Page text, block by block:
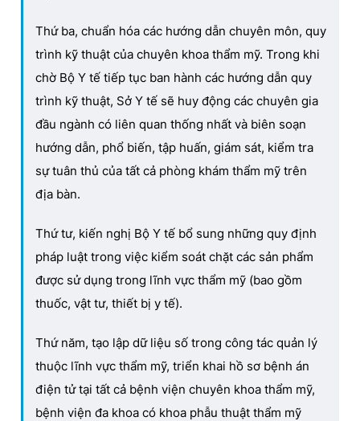
Thứ ba, chuẩn hóa các hướng dẫn chuyên môn, quy
trình kỹ thuật của chuyên khoa thẩm mỹ. Trong khi
chờ Bộ Y tế tiếp tục ban hành các hướng dẫn quy
trình kỹ thuật, Sở Y tế sẽ huy động các chuyên gia
đầu ngành có liên quan thống nhất và biên soạn
hướng dẫn, phổ biến, tập huấn, giám sát, kiểm tra
sự tuân thủ của tất cả phòng khám thẩm mỹ trên
địa bàn.
Thứ tư, kiến nghị Bộ Y tế bổ sung những quy định
pháp luật trong việc kiểm soát chặt các sản phẩm
được sử dụng trong lĩnh vực thẩm mỹ (bao gồm
thuốc, vật tư, thiết bị y tế).
Thứ năm, tạo lập dữ liệu số trong công tác quản lý
thuộc lĩnh vực thẩm mỹ, triển khai hồ sơ bệnh án
điện tử tại tất cả bệnh viện chuyên khoa thẩm mỹ,
bệnh viện đa khoa có khoa phẫu thuật thẩm mỹ